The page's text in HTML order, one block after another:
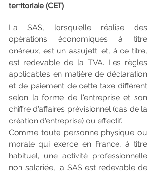
territoriale (CET)
La SAS, lorsqu'elle réalise des
opérations économiques à titre
onéreux, est un assujetti et, à ce titre,
est redevable de la TVA. Les règles
applicables en matière de déclaration
et de paiement de cette taxe diffèrent
selon la forme de l'entreprise et son
chiffre d'affaires prévisionnel (cas de la
création d'entreprise) ou effectif.
Comme toute personne physique ou
morale qui exerce en France, à titre
habituel, une activité professionnelle
non salariée, la SAS est redevable de